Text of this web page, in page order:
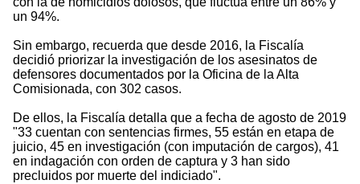
un 94%.
Sin embargo, recuerda que desde 2016, la Fiscalía
decidió priorizar la investigación de los asesinatos de
defensores documentados por la Oficina de la Alta
Comisionada, con 302 casos.
De ellos, la Fiscalía detalla que a fecha de agosto de 2019
"33 cuentan con sentencias firmes, 55 están en etapa de
juicio, 45 en investigación (con imputación de cargos), 41
en indagación con orden de captura y 3 han sido
precluidos por muerte del indiciado".